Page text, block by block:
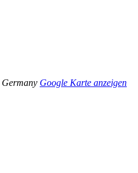
Germany Google Karte anzeigen